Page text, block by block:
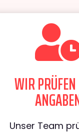
WIR
Unser Team